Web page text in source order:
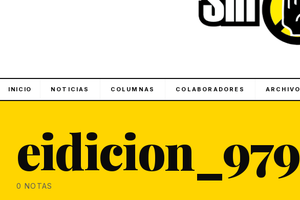
INICIO NOTICIAS COLUMNAS COLABORADORES ARCHIVO
eidicion_979
0 NOTAS